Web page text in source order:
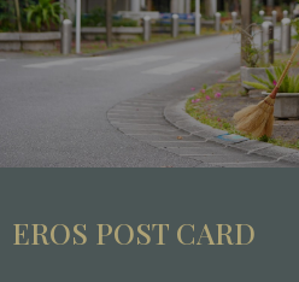
EROS POST CARD